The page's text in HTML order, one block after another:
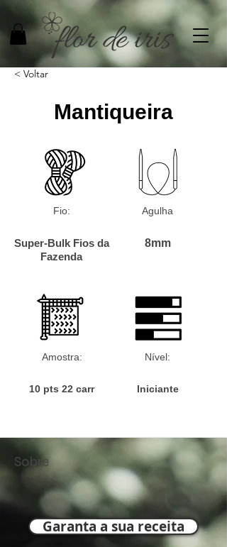
< Voltar
Mantiqueira
Fio: Agulha
Super-Bulk Fios da
Fazenda
8mm
Amostra: Nível:
10 pts 22 carr Iniciante
Sobre
Garanta a sua receita